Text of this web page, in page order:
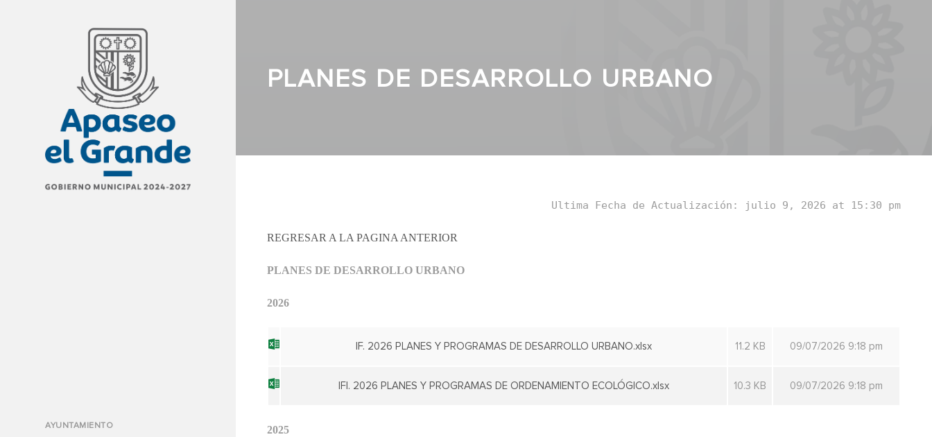
AYUNTAMIENTO
PLANES DE DESARROLLO URBANO
Ultima Fecha de Actualización: julio 9, 2026 at 15:30 pm
REGRESAR A LA PAGINA ANTERIOR
PLANES DE DESARROLLO URBANO
2026
IF. 2026 PLANES Y PROGRAMAS DE DESARROLLO URBANO.xlsx 11.2 KB 09/07/2026 9:18 pm
IFI. 2026 PLANES Y PROGRAMAS DE ORDENAMIENTO ECOLÓGICO.xlsx 10.3 KB 09/07/2026 9:18 pm
2025